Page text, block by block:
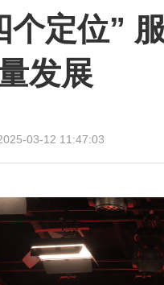
个定位”
发展
03-12 11:47:03